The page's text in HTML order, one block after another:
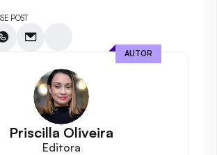
POST
Priscilla Oliveira
Editora
AUTOR